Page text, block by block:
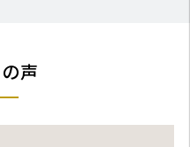
ので、遠慮なくトレーナーに
トとは言えません。BEYOND
はそれに近しいものと考えて
声